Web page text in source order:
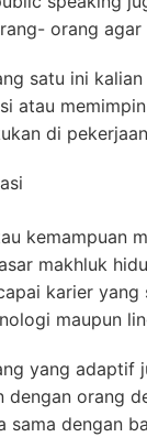
orang
satu ini
atau
di
kemampuan
makhluk
karier yang
maupun
yang adaptif
dengan orang
sama dengan